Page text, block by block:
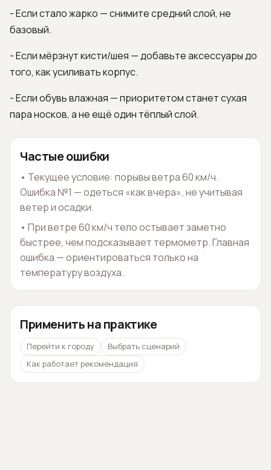
- Если стало жарко — снимите средний слой, не
базовый.
- Если мёрзнут кисти/шея — добавьте аксессуары до
того, как усиливать корпус.
- Если обувь влажная — приоритетом станет сухая
пара носков, а не ещё один тёплый слой.
Частые ошибки
• Текущее условие: порывы ветра 60 км/ч.
Ошибка №1 — одеться «как вчера», не учитывая
ветер и осадки.
• При ветре 60 км/ч тело остывает заметно
быстрее, чем подсказывает термометр. Главная
ошибка — ориентироваться только на
температуру воздуха.
Применить на практике
Перейти к городу
Выбрать сценарий
Как работает рекомендация